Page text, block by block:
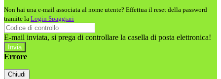
Non hai una e-mail associata al nome utente? Effettua il reset della password
tramite la Login Spaggiari
E-mail inviata, si prega di controllare la casella di posta elettronica!
Errore
Chiudi